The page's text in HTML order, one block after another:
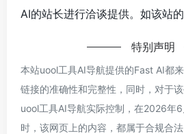
AI的站长进行洽谈提供。如该站
特别声明
本站uool工具AI导航提供的Fast AI都
链接的准确性和完整性，同时，对于
uool工具AI导航实际控制，在2026年
时，该网页上的内容，都属于合规合